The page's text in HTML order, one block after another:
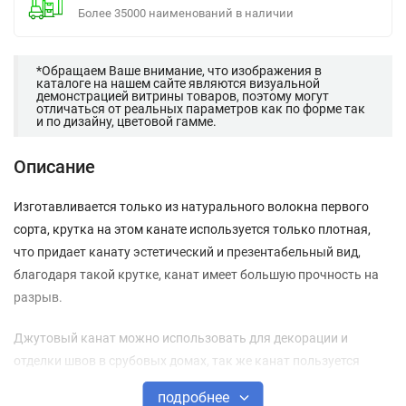
Более 35000 наименований в наличии
*Обращаем Ваше внимание, что изображения в
каталоге на нашем сайте являются визуальной
демонстрацией витрины товаров, поэтому могут
отличаться от реальных параметров как по форме так
и по дизайну, цветовой гамме.
Описание
Изготавливается только из натурального волокна первого
сорта, крутка на этом канате используется только плотная,
что придает канату эстетический и презентабельный вид,
благодаря такой крутке, канат имеет большую прочность на
разрыв.
Джутовый канат можно использовать для декорации и
отделки швов в срубовых домах, так же канат пользуется
большой популярностью у домашних питомцев в виде
подробнее